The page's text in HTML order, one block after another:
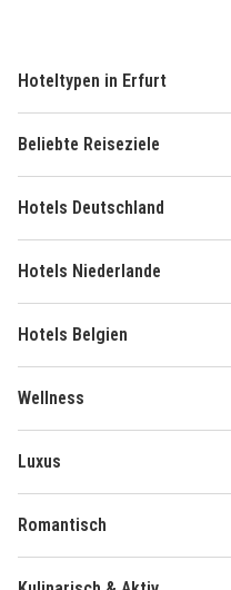
Hoteltypen in Erfurt
Beliebte Reiseziele
Hotels Deutschland
Hotels Niederlande
Hotels Belgien
Wellness
Luxus
Romantisch